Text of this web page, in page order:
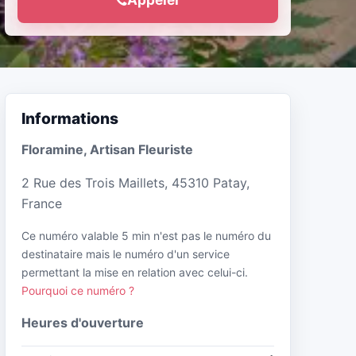
Informations
Floramine, Artisan Fleuriste
2 Rue des Trois Maillets, 45310 Patay,
France
Ce numéro valable 5 min n'est pas le numéro du
destinataire mais le numéro d'un service
permettant la mise en relation avec celui-ci.
Pourquoi ce numéro ?
Heures d'ouverture